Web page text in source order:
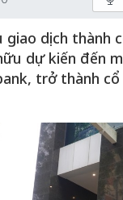
dịch thành
dự kiến đến
trở thành